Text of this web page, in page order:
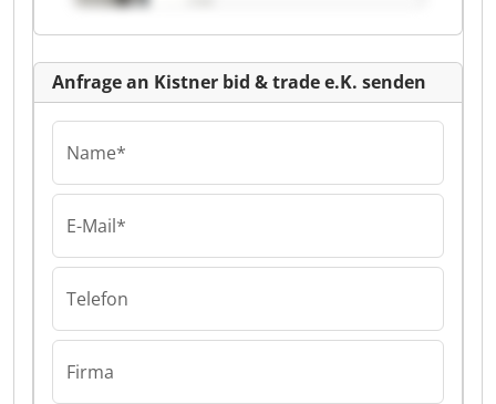
Anfrage an Kistner bid & trade e.K. senden
Name*
E-Mail*
Telefon
Firma